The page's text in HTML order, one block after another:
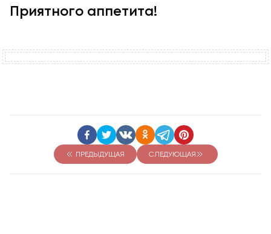
Приятного аппетита!
ПРЕДЫДУЩАЯ СЛЕДУЮЩАЯ